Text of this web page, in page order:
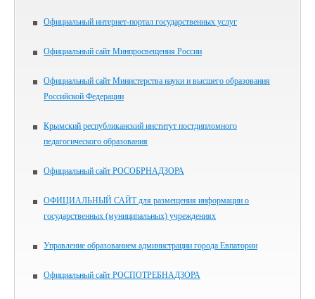
Официальный интернет-портал государственных услуг
Официальный сайт Минпросвещения России
Официальный сайт Министерства науки и высшего образования
Российской Федерации
Крымский республиканский институт постдипломного
педагогического образования
Официальный сайт РОСОБРНАДЗОРА
ОФИЦИАЛЬНЫЙ САЙТ для размещения информации о
государственных (муниципальных) учреждениях
Управление образованием администрации города Евпатории
Официальный сайт РОСПОТРЕБНАДЗОРА